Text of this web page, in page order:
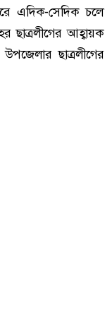
এদিক-সেদিক চলে
ছাত্রলীগের আহ্বায়ক
ছাত্রলীগের